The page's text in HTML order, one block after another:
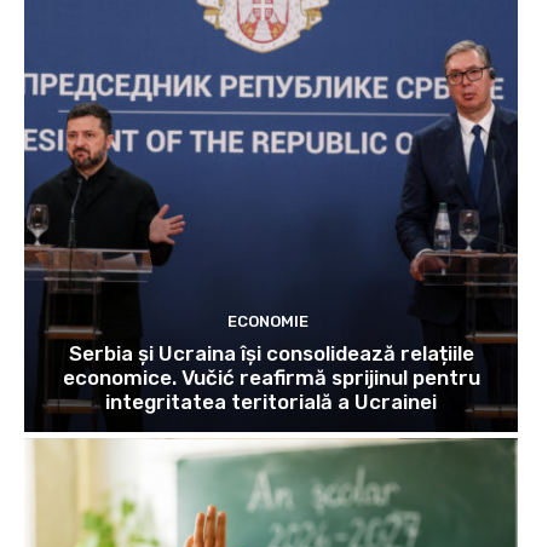
ECONOMIE
Serbia și Ucraina își consolidează relațiile
economice. Vučić reafirmă sprijinul pentru
integritatea teritorială a Ucrainei